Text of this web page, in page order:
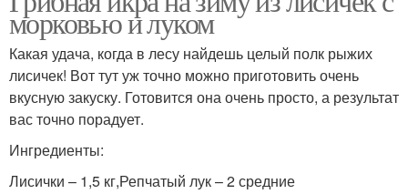
морковью и луком
Какая удача, когда в лесу найдешь целый полк рыжих
лисичек! Вот тут уж точно можно приготовить очень
вкусную закуску. Готовится она очень просто, а результат
вас точно порадует.
Ингредиенты:
Лисички – 1,5 кг,Репчатый лук – 2 средние